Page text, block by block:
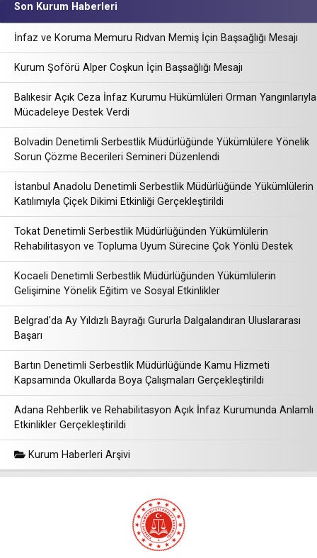
Son Kurum Haberleri
İnfaz ve Koruma Memuru Rıdvan Memiş İçin Başsağlığı Mesajı
Kurum Şoförü Alper Coşkun İçin Başsağlığı Mesajı
Balıkesir Açık Ceza İnfaz Kurumu Hükümlüleri Orman Yangınlarıyla
Mücadeleye Destek Verdi
Bolvadin Denetimli Serbestlik Müdürlüğünde Yükümlülere Yönelik
Sorun Çözme Becerileri Semineri Düzenlendi
İstanbul Anadolu Denetimli Serbestlik Müdürlüğünde Yükümlülerin
Katılımıyla Çiçek Dikimi Etkinliği Gerçekleştirildi
Tokat Denetimli Serbestlik Müdürlüğünden Yükümlülerin
Rehabilitasyon ve Topluma Uyum Sürecine Çok Yönlü Destek
Kocaeli Denetimli Serbestlik Müdürlüğünden Yükümlülerin
Gelişimine Yönelik Eğitim ve Sosyal Etkinlikler
Belgrad'da Ay Yıldızlı Bayrağı Gururla Dalgalandıran Uluslararası
Başarı
Bartın Denetimli Serbestlik Müdürlüğünde Kamu Hizmeti
Kapsamında Okullarda Boya Çalışmaları Gerçekleştirildi
Adana Rehberlik ve Rehabilitasyon Açık İnfaz Kurumunda Anlamlı
Etkinlikler Gerçekleştirildi
Kurum Haberleri Arşivi